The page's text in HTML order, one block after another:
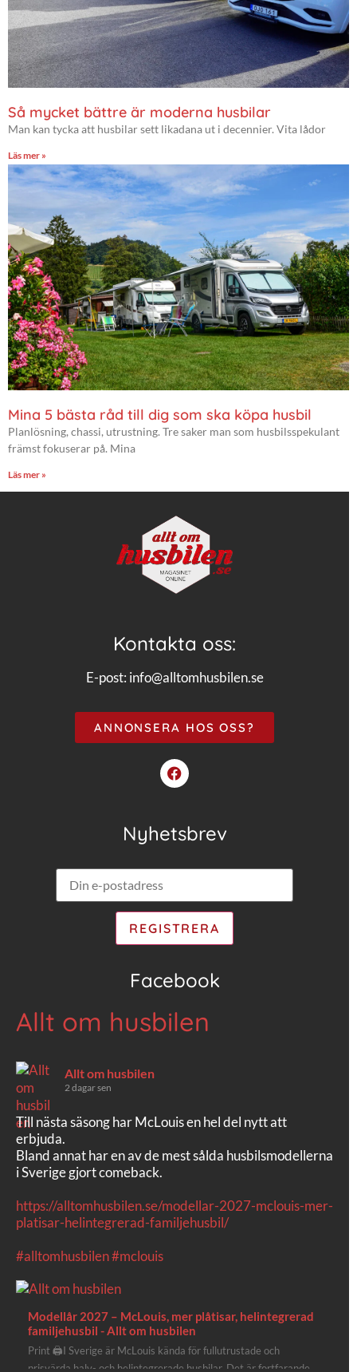
Så mycket bättre är moderna husbilar
Man kan tycka att husbilar sett likadana ut i decennier. Vita lådor
Läs mer »
Mina 5 bästa råd till dig som ska köpa husbil
Planlösning, chassi, utrustning. Tre saker man som husbilsspekulant
främst fokuserar på. Mina
Läs mer »
Kontakta oss:
E-post: info@alltomhusbilen.se
ANNONSERA HOS OSS?
Nyhetsbrev
Facebook
Allt om husbilen
Allt om husbilen
2 dagar sen
Till nästa säsong har McLouis en hel del nytt att
erbjuda.
Bland annat har en av de mest sålda husbilsmodellerna
i Sverige gjort comeback.
https://alltomhusbilen.se/modellar-2027-mclouis-mer-
platisar-helintegrerad-familjehusbil/
#alltomhusbilen#mclouis
Modellår 2027 – McLouis, mer plåtisar, helintegrerad
familjehusbil - Allt om husbilen
Print 🖨I Sverige är McLouis kända för fullutrustade och
prisvärda halv- och helintegrerade husbilar. Det är fortfarande